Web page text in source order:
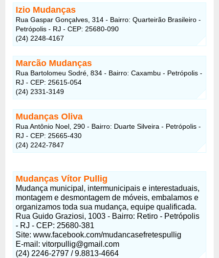
Izio Mudanças
Rua Gaspar Gonçalves, 314 - Bairro: Quarteirão Brasileiro -
Petrópolis - RJ - CEP: 25680-090
(24) 2248-4167
Marcão Mudanças
Rua Bartolomeu Sodré, 834 - Bairro: Caxambu - Petrópolis -
RJ - CEP: 25615-054
(24) 2331-3149
Mudanças Oliva
Rua Antônio Noel, 290 - Bairro: Duarte Silveira - Petrópolis -
RJ - CEP: 25665-430
(24) 2242-7847
Mudanças Vítor Pullig
Mudança municipal, intermunicipais e interestaduais,
montagem e desmontagem de móveis, embalamos e
organizamos toda sua mudança, equipe qualificada.
Rua Guido Graziosi, 1003 - Bairro: Retiro - Petrópolis
- RJ - CEP: 25680-381
Site: www.facebook.com/mudancasefretespullig
E-mail:vitorpullig@gmail.com
(24) 2246-2797 / 9.8813-4664